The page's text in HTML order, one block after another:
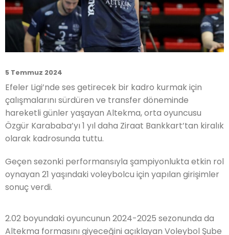
5 Temmuz 2024
Efeler Ligi’nde ses getirecek bir kadro kurmak için
çalışmalarını sürdüren ve transfer döneminde
hareketli günler yaşayan Altekma, orta oyuncusu
Özgür Karababa’yı 1 yıl daha Ziraat Bankkart’tan kiralık
olarak kadrosunda tuttu.
Geçen sezonki performansıyla şampiyonlukta etkin rol
oynayan 21 yaşındaki voleybolcu için yapılan girişimler
sonuç verdi.
2.02 boyundaki oyuncunun 2024-2025 sezonunda da
Altekma formasını giyeceğini açıklayan Voleybol Şube